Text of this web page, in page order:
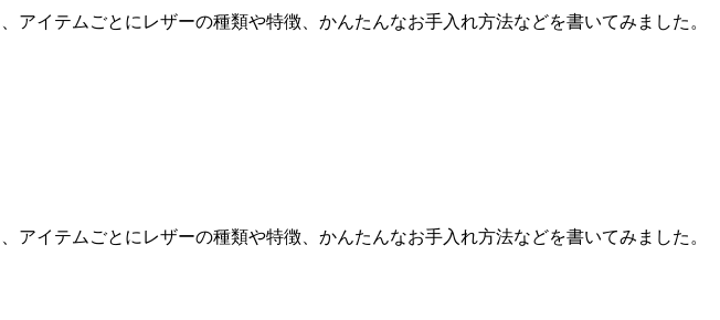
アイテムごとにレザーの種類や特徴、かんたんなお手入れ方法などを書いてみました。
アイテムごとにレザーの種類や特徴、かんたんなお手入れ方法などを書いてみました。